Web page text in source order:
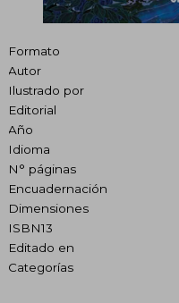
Formato
Autor
Ilustrado por
Editorial
Año
Idioma
N° páginas
Encuadernación
Dimensiones
ISBN13
Editado en
Categorías